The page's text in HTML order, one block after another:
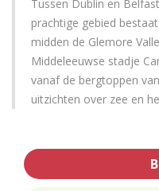
Tussen Dublin en
prachtige gebied
midden de Glemore
Middeleeuwse stadje
vanaf de bergtoppen
uitzichten over zee en